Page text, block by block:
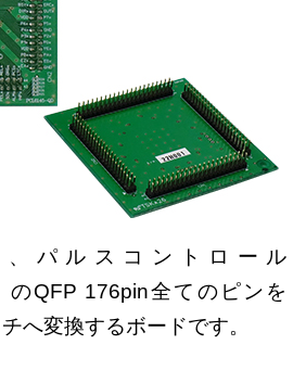
、パルスコントロール
のQFP 176pin全てのピンを
へ変換するボードです。